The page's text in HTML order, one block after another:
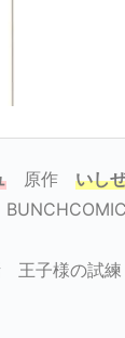
原作 いし
子様の試練